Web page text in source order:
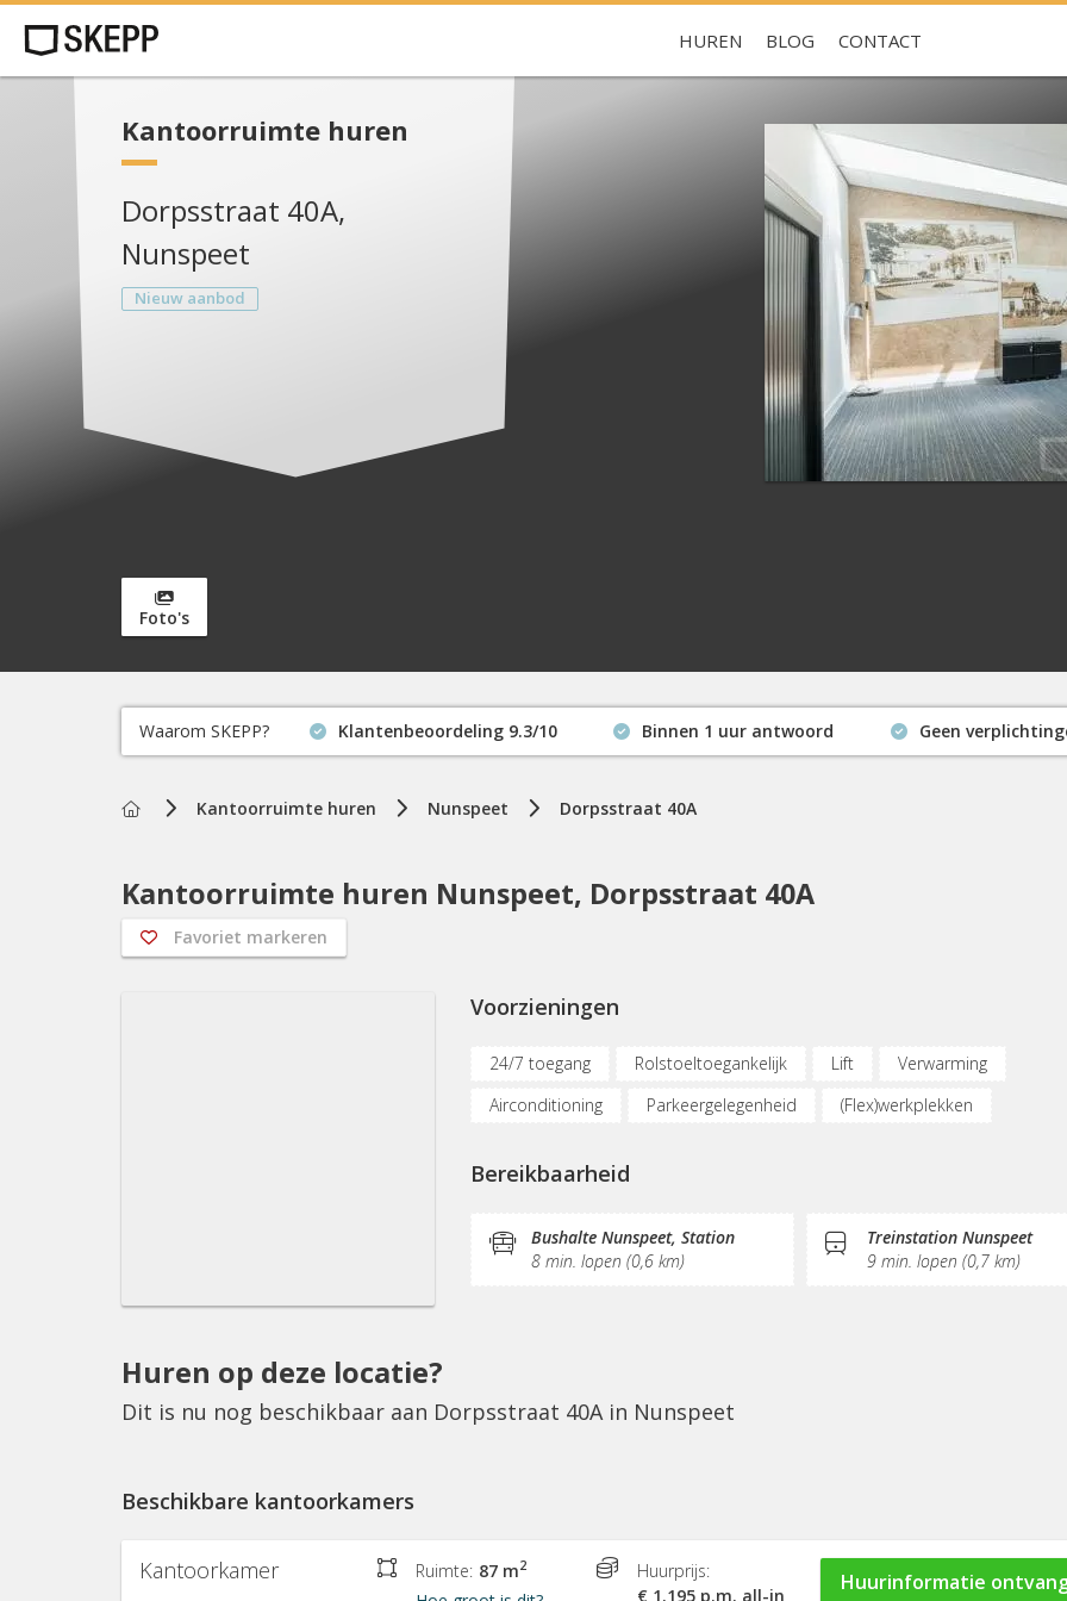
HUREN BLOG CONTACT
Kantoorruimte huren
Dorpsstraat 40A,
Nunspeet
Nieuw aanbod
Foto's
Waarom SKEPP? Klantenbeoordeling 9.3/10 Binnen 1 uur antwoord
Geen
Home
Kantoorruimte huren Nunspeet Dorpsstraat 40A
Kantoorruimte huren Nunspeet, Dorpsstraat 40A
Favoriet markeren
Voorzieningen
24/7 toegang Rolstoeltoegankelijk Lift
Verwarming
Airconditioning
Parkeergelegenheid
(Flex)werkplekken
Sociaal hart
Koffie/thee
Bereikbaarheid
Bushalte Nunspeet, Station
8 min. lopen (0,6 km)
Treinstation Nunspeet
9 min. lopen (0,7 km)
Huren op deze locatie?
Dit is nu nog beschikbaar aan Dorpsstraat 40A in Nunspeet
Beschikbare kantoorkamers
Kantoorkamer Ruimte: 87 m2
Huurprijs:
€ 1.195 p.m. all-in
Huurinformatie